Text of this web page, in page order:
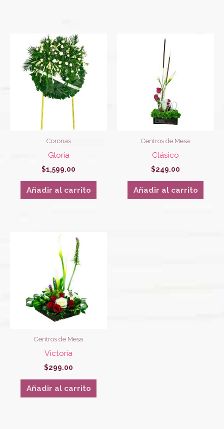
Coronas
Gloria
$1,599.00
Añadir al carrito
Centros de Mesa
Clásico
$249.00
Añadir al carrito
Centros de Mesa
Victoria
$299.00
Añadir al carrito